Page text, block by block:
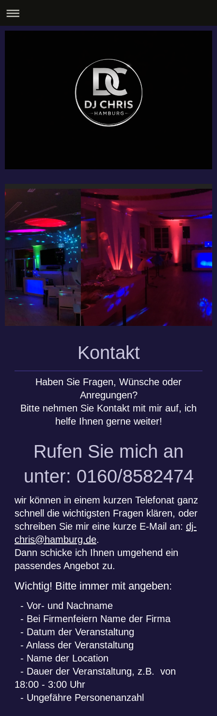
Kontakt
Haben Sie Fragen, Wünsche oder
Anregungen?
Bitte nehmen Sie Kontakt mit mir auf, ich
helfe Ihnen gerne weiter!
Rufen Sie mich an
unter: 0160/8582474
wir können in einem kurzen Telefonat ganz
schnell die wichtigsten Fragen klären, oder
schreiben Sie mir eine kurze E-Mail an: dj-
chris@hamburg.de.
Dann schicke ich Ihnen umgehend ein
passendes Angebot zu.
Wichtig! Bitte immer mit angeben:
- Vor- und Nachname
- Bei Firmenfeiern Name der Firma
- Datum der Veranstaltung
- Anlass der Veranstaltung
- Name der Location
- Dauer der Veranstaltung, z.B. von
18:00 - 3:00 Uhr
- Ungefähre Personenanzahl